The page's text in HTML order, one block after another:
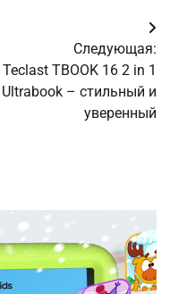
Следующая:
Teclast TBOOK 16 2 in 1
Ultrabook – стильный и
уверенный